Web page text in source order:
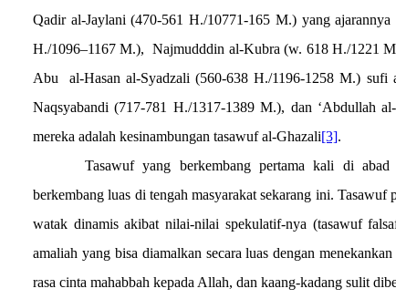
Qadir al-Jaylani (470-561 H./10771-165 M.) yang
H./1096–1167 M.),
Najmudddin al-Kubra (w. 618 H./1221
Abu
al-Hasan al-Syadzali (560-638 H./1196-1258 M.) sufi
Naqsyabandi (717-781 H./1317-1389 M.), dan ‘Abdullah
mereka adalah kesinambungan tasawuf al-Ghazali[3].
Tasawuf yang berkembang pertama kali di
berkembang luas di tengah masyarakat sekarang ini.
watak dinamis akibat nilai-nilai spekulatif-nya (tasawuf
amaliah yang bisa diamalkan secara luas dengan menekankan
rasa cinta mahabbah kepada Allah, dan kaang-kadang sulit